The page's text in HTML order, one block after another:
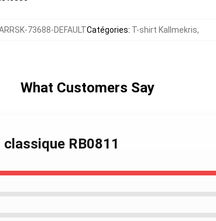
73688-DEFAULTCatégories: T-shirt Kallmekris,
What Customers Say
RB0811